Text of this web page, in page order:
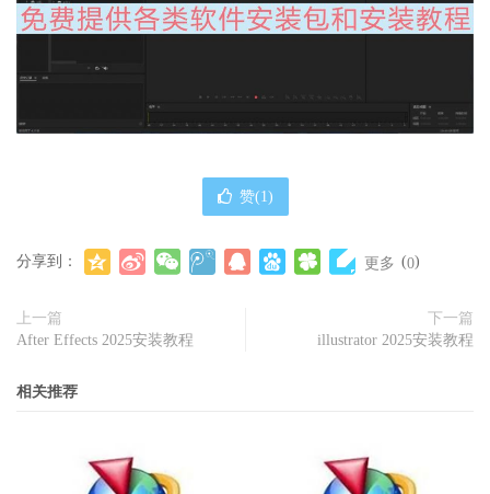
赞(1 )
分享到： 更多 (0)
上一篇
After Effects 2025安装教程
下一篇
illustrator 2025安装教程
相关推荐